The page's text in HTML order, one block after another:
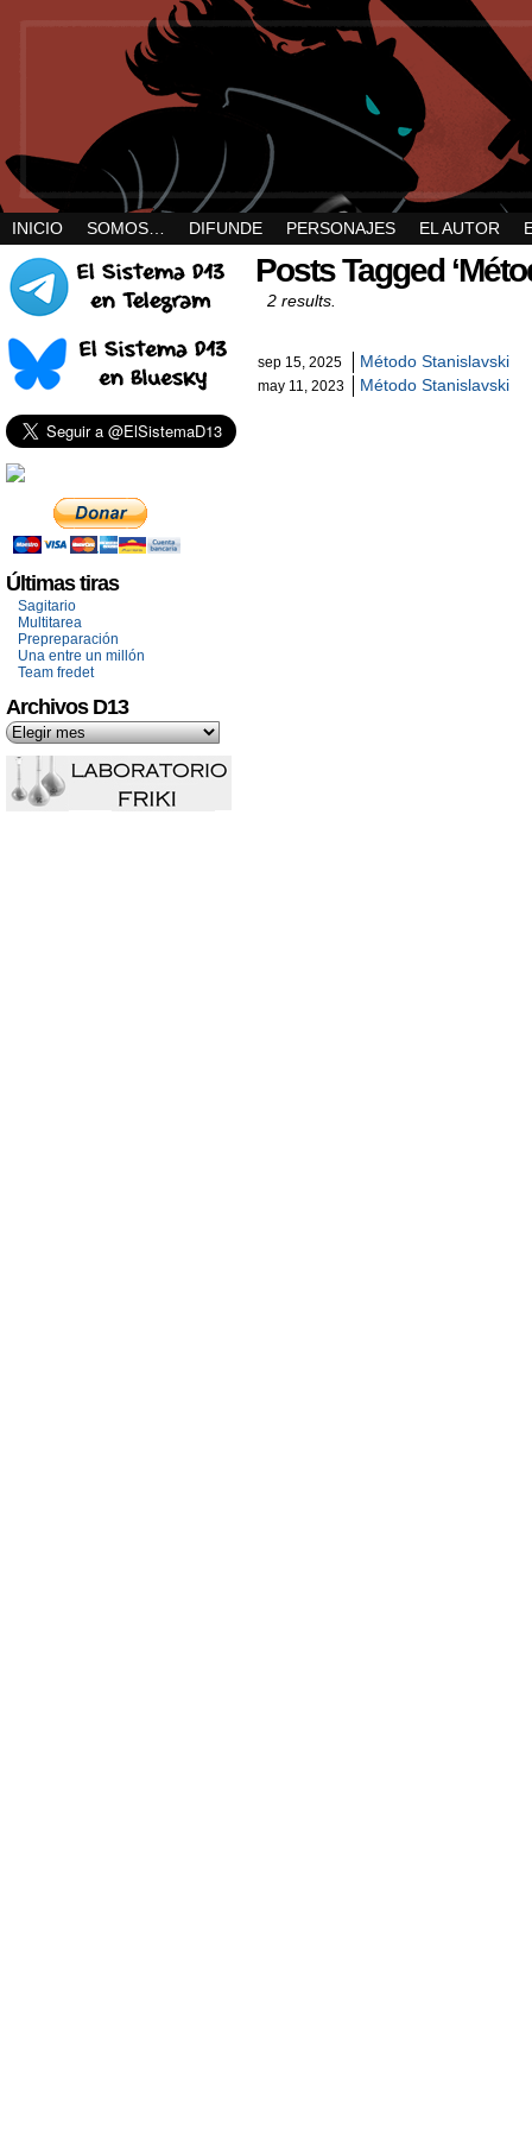
INICIO SOMOS… DIFUNDE PERSONAJES EL AUTOR
Últimas tiras
Sagitario
Multitarea
Prepreparación
Una entre un millón
Team fredet
Archivos D13
Posts Tagged
2 results.
sep 15, 2025 Método Stanislavski
may 11, 2023 Método Stanislavski